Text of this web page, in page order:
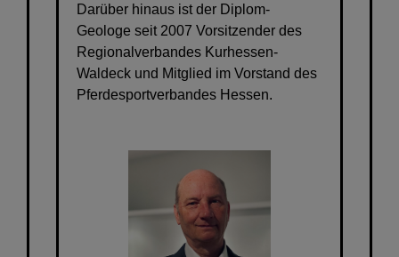
Darüber hinaus ist der Diplom-
Geologe seit 2007 Vorsitzender des
Regionalverbandes Kurhessen-
Waldeck und Mitglied im Vorstand des
Pferdesportverbandes Hessen.